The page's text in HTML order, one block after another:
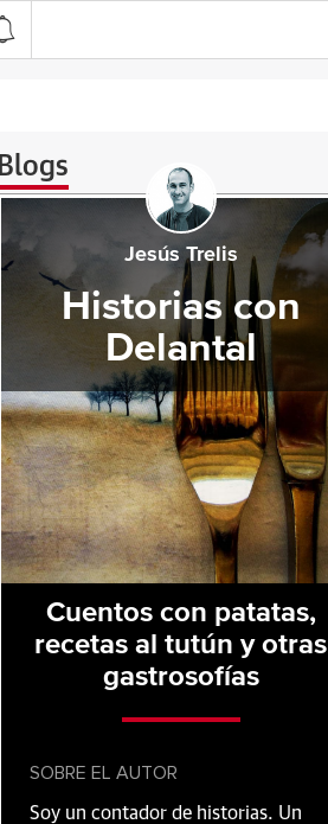
Blogs
Jesús Trelis
Historias con
Delantal
Cuentos con patatas,
recetas al tutún y otras
gastrosofías
SOBRE EL AUTOR
Soy un contador de historias. Un